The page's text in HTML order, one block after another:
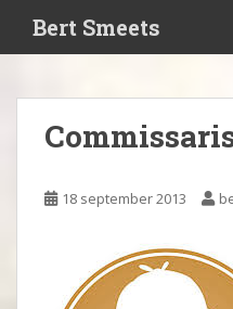
i
Bert Smeets
18 september 2013